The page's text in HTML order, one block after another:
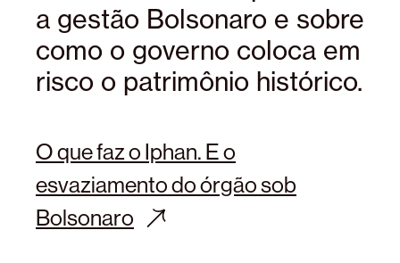
a gestão Bolsonaro e sobre
como o governo coloca em
risco o patrimônio histórico.
O que faz o Iphan. E o
esvaziamento do órgão sob
Bolsonaro